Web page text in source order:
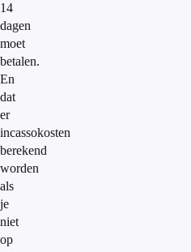
14
dagen
moet
betalen.
En
dat
er
incassokosten
berekend
worden
als
je
niet
op